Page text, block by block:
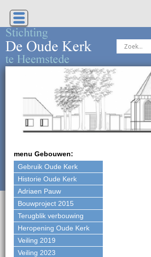
menu Gebouwen:
Gebruik Oude Kerk
Historie Oude Kerk
Adriaen Pauw
Bouwproject 2015
Terugblik verbouwing
Heropening Oude Kerk
Veiling 2019
Veiling 2023